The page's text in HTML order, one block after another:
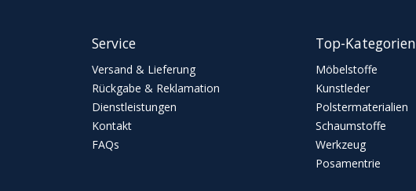
Service
Versand & Lieferung
Rückgabe & Reklamation
Dienstleistungen
Kontakt
FAQs
Top-Kategorien
Möbelstoffe
Kunstleder
Polstermaterialien
Schaumstoffe
Werkzeug
Posamentrie